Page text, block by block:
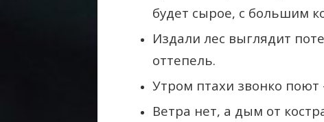
будет сырое, с большим
Издали лес выглядит
оттепель.
Утром птахи звонко
Ветра нет, а дым от